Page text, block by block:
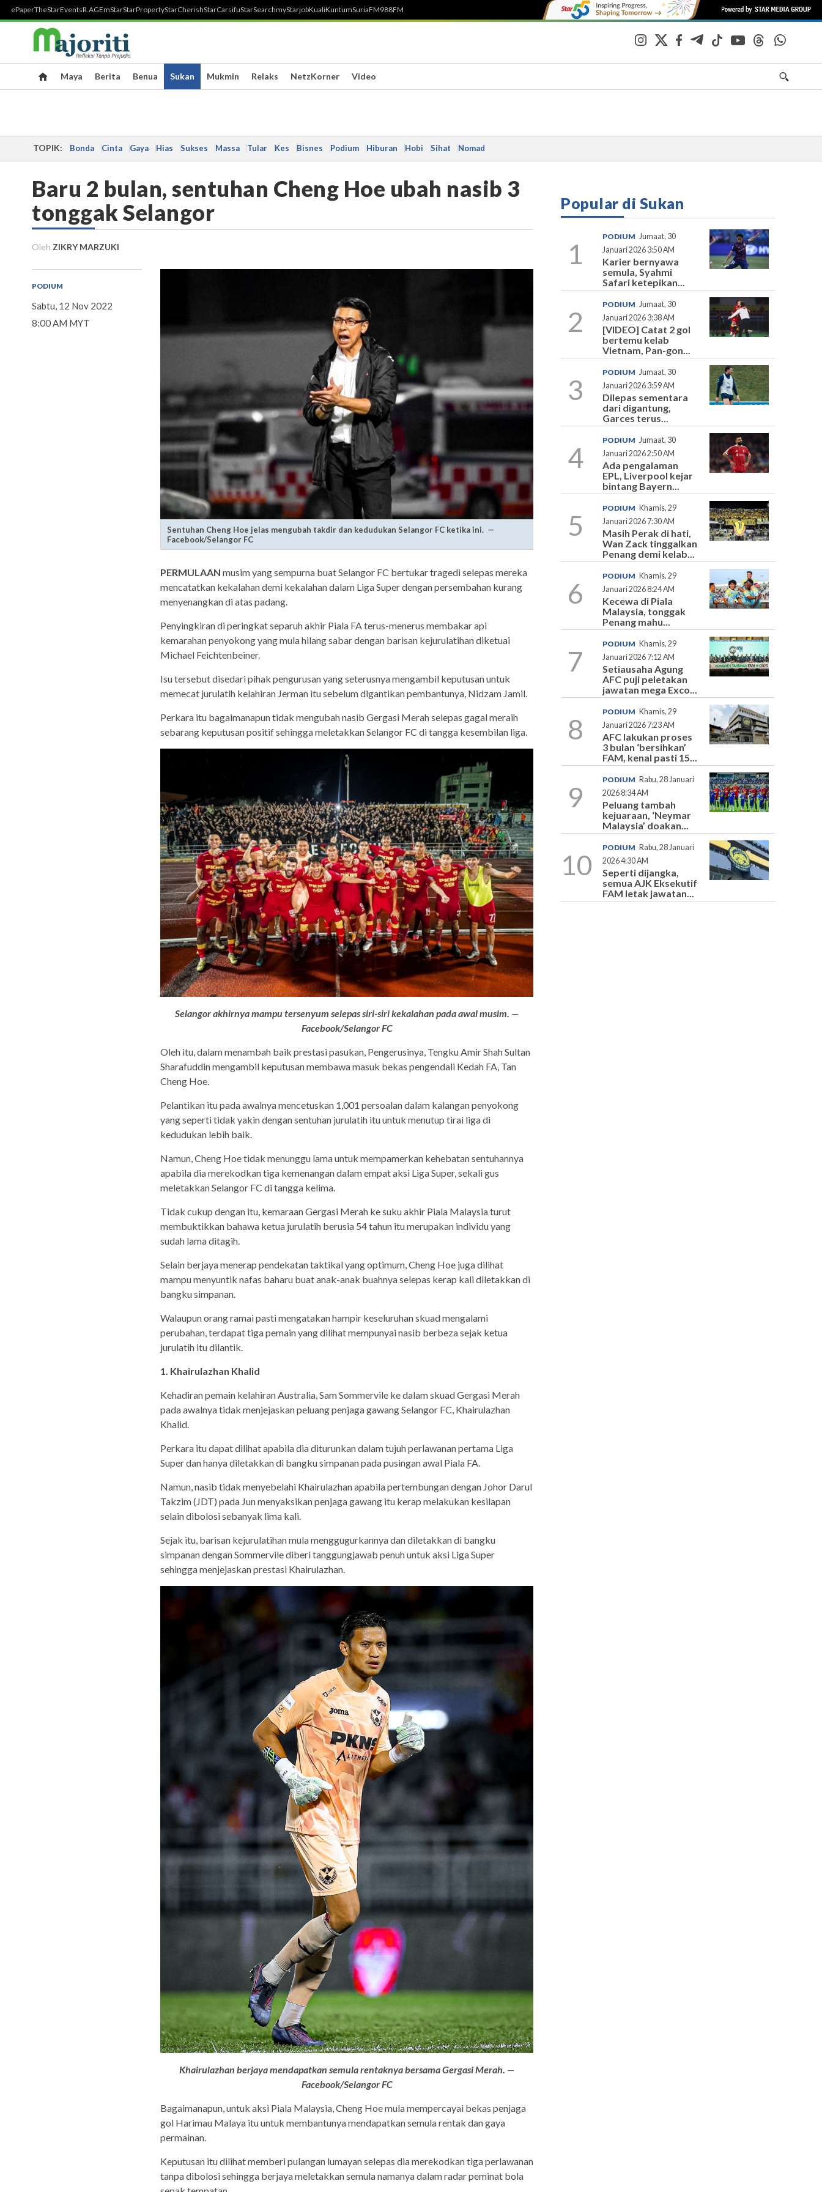
ePaperTheStarEventsR.AGEmStarStarPropertyStarCherishStarCarsifuStarSearchmyStarjobKualiKuntumSuriaFM988FM
Maya Berita Benua Sukan Mukmin Relaks NetzKorner Video
TOPIK: Bonda Cinta Gaya Hias Sukses Massa Tular Kes Bisnes Podium Hiburan Hobi Sihat Nomad
Baru 2 bulan, sentuhan Cheng Hoe ubah nasib 3
tonggak Selangor
Oleh ZIKRY MARZUKI
PODIUM
Sabtu, 12 Nov 2022
8:00 AM MYT
Sentuhan Cheng Hoe jelas mengubah takdir dan kedudukan Selangor FC ketika ini. —
Facebook/Selangor FC
PERMULAAN musim yang sempurna buat Selangor FC bertukar tragedi selepas mereka
mencatatkan kekalahan demi kekalahan dalam Liga Super dengan persembahan kurang
menyenangkan di atas padang.
Penyingkiran di peringkat separuh akhir Piala FA terus-menerus membakar api
kemarahan penyokong yang mula hilang sabar dengan barisan kejurulatihan diketuai
Michael Feichtenbeiner.
Isu tersebut disedari pihak pengurusan yang seterusnya mengambil keputusan untuk
memecat jurulatih kelahiran Jerman itu sebelum digantikan pembantunya, Nidzam Jamil.
Perkara itu bagaimanapun tidak mengubah nasib Gergasi Merah selepas gagal meraih
sebarang keputusan positif sehingga meletakkan Selangor FC di tangga kesembilan liga.
Selangor akhirnya mampu tersenyum selepas siri-siri kekalahan pada awal musim. —
Facebook/Selangor FC
Oleh itu, dalam menambah baik prestasi pasukan, Pengerusinya, Tengku Amir Shah Sultan
Sharafuddin mengambil keputusan membawa masuk bekas pengendali Kedah FA, Tan
Cheng Hoe.
Pelantikan itu pada awalnya mencetuskan 1,001 persoalan dalam kalangan penyokong
yang seperti tidak yakin dengan sentuhan jurulatih itu untuk menutup tirai liga di
kedudukan lebih baik.
Namun, Cheng Hoe tidak menunggu lama untuk mempamerkan kehebatan sentuhannya
apabila dia merekodkan tiga kemenangan dalam empat aksi Liga Super, sekali gus
meletakkan Selangor FC di tangga kelima.
Tidak cukup dengan itu, kemaraan Gergasi Merah ke suku akhir Piala Malaysia turut
membuktikkan bahawa ketua jurulatih berusia 54 tahun itu merupakan individu yang
sudah lama ditagih.
Selain berjaya menerap pendekatan taktikal yang optimum, Cheng Hoe juga dilihat
mampu menyuntik nafas baharu buat anak-anak buahnya selepas kerap kali diletakkan di
bangku simpanan.
Walaupun orang ramai pasti mengatakan hampir keseluruhan skuad mengalami
perubahan, terdapat tiga pemain yang dilihat mempunyai nasib berbeza sejak ketua
jurulatih itu dilantik.
1. Khairulazhan Khalid
Kehadiran pemain kelahiran Australia, Sam Sommervile ke dalam skuad Gergasi Merah
pada awalnya tidak menjejaskan peluang penjaga gawang Selangor FC, Khairulazhan
Khalid.
Perkara itu dapat dilihat apabila dia diturunkan dalam tujuh perlawanan pertama Liga
Super dan hanya diletakkan di bangku simpanan pada pusingan awal Piala FA.
Namun, nasib tidak menyebelahi Khairulazhan apabila pertembungan dengan Johor Darul
Takzim (JDT) pada Jun menyaksikan penjaga gawang itu kerap melakukan kesilapan
selain dibolosi sebanyak lima kali.
Sejak itu, barisan kejurulatihan mula menggugurkannya dan diletakkan di bangku
simpanan dengan Sommervile diberi tanggungjawab penuh untuk aksi Liga Super
sehingga menjejaskan prestasi Khairulazhan.
Khairulazhan berjaya mendapatkan semula rentaknya bersama Gergasi Merah. —
Facebook/Selangor FC
Bagaimanapun, untuk aksi Piala Malaysia, Cheng Hoe mula mempercayai bekas penjaga
gol Harimau Malaya itu untuk membantunya mendapatkan semula rentak dan gaya
permainan.
Keputusan itu dilihat memberi pulangan lumayan selepas dia merekodkan tiga perlawanan
tanpa dibolosi sehingga berjaya meletakkan semula namanya dalam radar peminat bola
Popular di Sukan
1
PODIUM Jumaat, 30
Januari 2026 3:50 AM
Karier bernyawa
semula, Syahmi
Safari ketepikan...
2
PODIUM Jumaat, 30
Januari 2026 3:38 AM
[VIDEO] Catat 2 gol
bertemu kelab
Vietnam, Pan-gon...
3
PODIUM Jumaat, 30
Januari 2026 3:59 AM
Dilepas sementara
dari digantung,
Garces terus...
4
PODIUM Jumaat, 30
Januari 2026 2:50 AM
Ada pengalaman
EPL, Liverpool kejar
bintang Bayern...
5
PODIUM Khamis, 29
Januari 2026 7:30 AM
Masih Perak di hati,
Wan Zack tinggalkan
Penang demi kelab...
6
PODIUM Khamis, 29
Januari 2026 8:24 AM
Kecewa di Piala
Malaysia, tonggak
Penang mahu...
7
PODIUM Khamis, 29
Januari 2026 7:12 AM
Setiausaha Agung
AFC puji peletakan
jawatan mega Exco...
8
PODIUM Khamis, 29
Januari 2026 7:23 AM
AFC lakukan proses
3 bulan ‘bersihkan’
FAM, kenal pasti 15...
9
PODIUM Rabu, 28 Januari
2026 8:34 AM
Peluang tambah
kejuaraan, ‘Neymar
Malaysia’ doakan...
10
PODIUM Rabu, 28 Januari
2026 4:30 AM
Seperti dijangka,
semua AJK Eksekutif
FAM letak jawatan...